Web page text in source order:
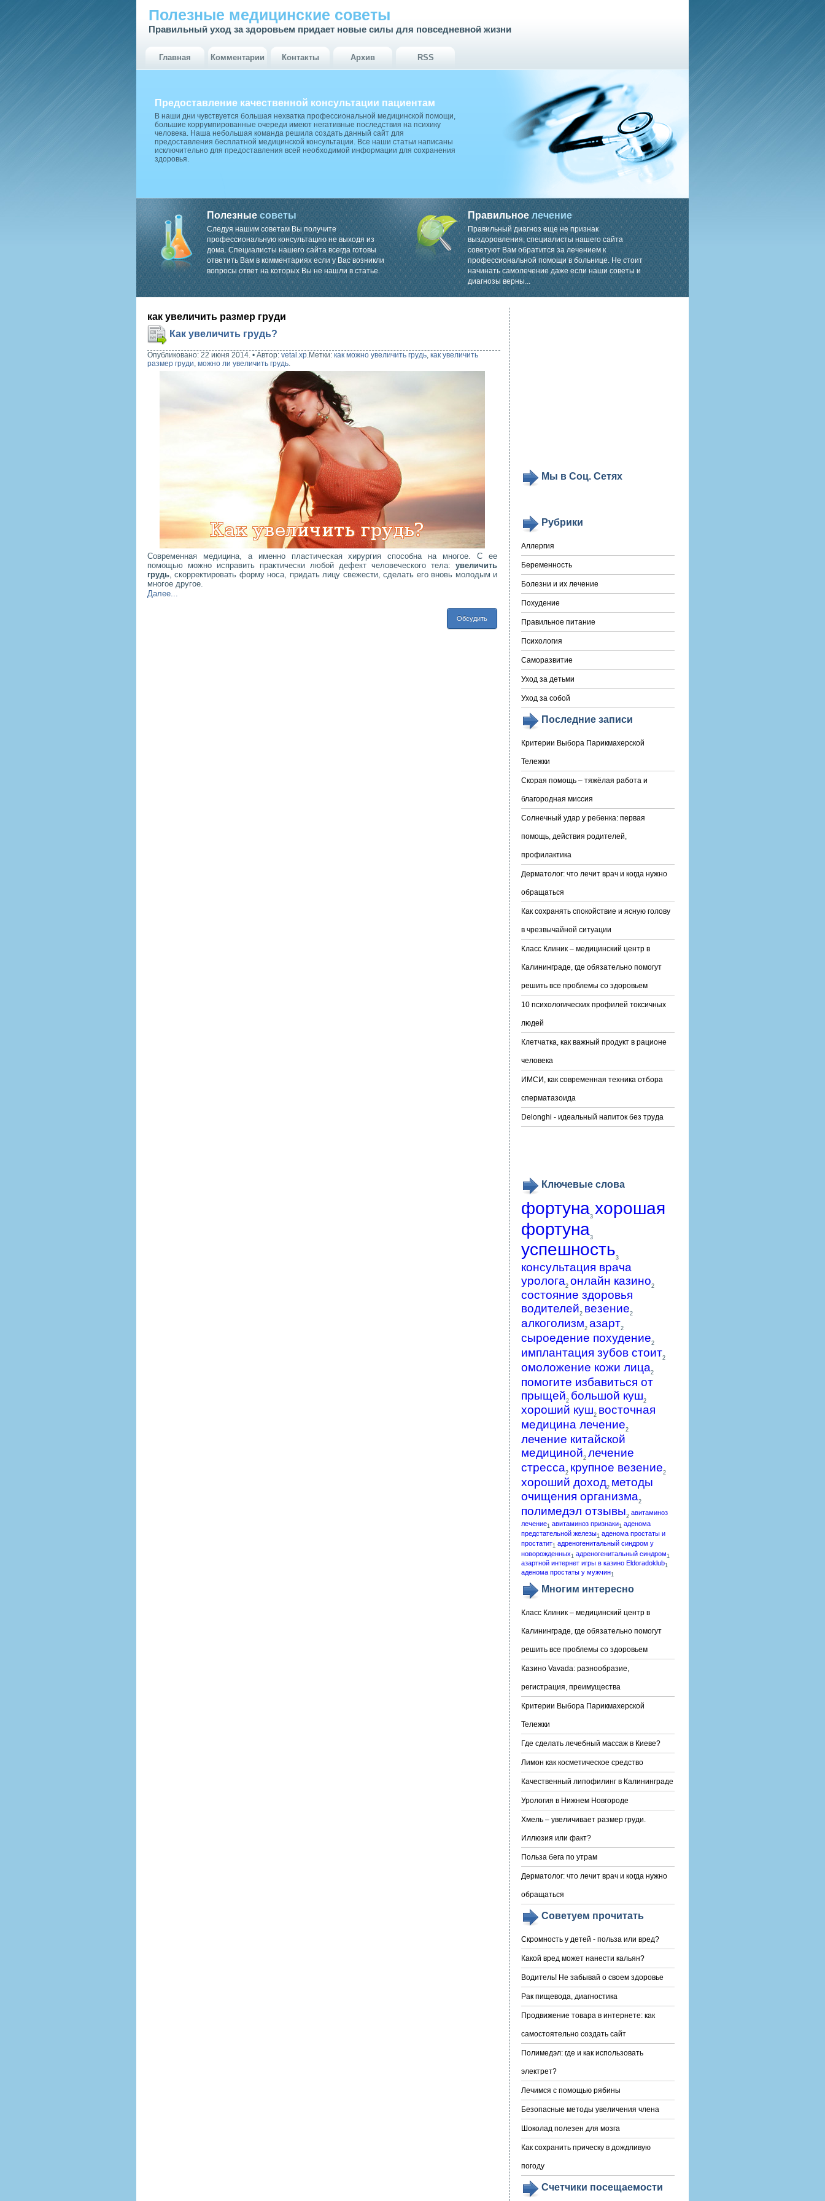
Полезные медицинские советы
Правильный уход за здоровьем придает новые силы для повседневной жизни
Главная Комментарии Контакты Архив RSS
Предоставление качественной консультации пациентам
В наши дни чувствуется большая нехватка профессиональной медицинской помощи,
большие коррумпированные очереди имеют негативные последствия на психику
человека. Наша небольшая команда решила создать данный сайт для
предоставления бесплатной медицинской консультации. Все наши статьи написаны
исключительно для предоставления всей необходимой информации для сохранения
здоровья.
Полезныесоветы
Следуя нашим советам Вы получите
профессиональную консультацию не выходя из
дома. Специалисты нашего сайта всегда готовы
ответить Вам в комментариях если у Вас возникли
вопросы ответ на которых Вы не нашли в статье.
Правильное лечение
Правильный диагноз еще не признак
выздоровления, специалисты нашего сайта
советуют Вам обратится за лечением к
профессиональной помощи в больнице. Не стоит
начинать самолечение даже если наши советы и
диагнозы верны...
как увеличить размер груди
Как увеличить грудь?
Опубликовано: 22 июня 2014. • Автор: vetal.xp.Метки: как можно увеличить грудь, как увеличить
размер груди, можно ли увеличить грудь.
Современная медицина, а именно пластическая хирургия способна на многое. С ее
помощью можно исправить практически любой дефект человеческого тела: увеличить
грудь, скорректировать форму носа, придать лицу свежести, сделать его вновь молодым и
многое другое.
Далее...
Обсудить
Мы в Соц. Сетях
Рубрики
Аллергия
Беременность
Болезни и их лечение
Похудение
Правильное питание
Психология
Саморазвитие
Уход за детьми
Уход за собой
Последние записи
Критерии Выбора Парикмахерской
Тележки
Скорая помощь – тяжёлая работа и
благородная миссия
Солнечный удар у ребенка: первая
помощь, действия родителей,
профилактика
Дерматолог: что лечит врач и когда нужно
обращаться
Как сохранять спокойствие и ясную голову
в чрезвычайной ситуации
Класс Клиник – медицинский центр в
Калининграде, где обязательно помогут
решить все проблемы со здоровьем
10 психологических профилей токсичных
людей
Клетчатка, как важный продукт в рационе
человека
ИМСИ, как современная техника отбора
сперматазоида
Delonghi - идеальный напиток без труда
Ключевые слова
фортуна3 хорошая
фортуна3
успешность3
консультация врача
уролога2 онлайн казино2
состояние здоровья
водителей2 везение2
алкоголизм2 азарт2
сыроедение похудение2
имплантация зубов стоит2
омоложение кожи лица2
помогите избавиться от
прыщей2 большой куш2
хороший куш2 восточная
медицина лечение2
лечение китайской
медициной2 лечение
стресса2 крупное везение2
хороший доход2 методы
очищения организма2
полимедэл отзывы2 авитаминоз
лечение1 авитаминоз признаки1 аденома
предстательной железы1 аденома простаты и
простатит1 адреногенитальный синдром у
новорожденных 1 адреногенитальный синдром 1
азартной интернет игры в казино Eldoradoklub1
аденома простаты у мужчин1
Многим интересно
Класс Клиник – медицинский центр в
Калининграде, где обязательно помогут
решить все проблемы со здоровьем
Казино Vavada: разнообразие,
регистрация, преимущества
Критерии Выбора Парикмахерской
Тележки
Где сделать лечебный массаж в Киеве?
Лимон как косметическое средство
Качественный липофилинг в Калининграде
Урология в Нижнем Новгороде
Хмель – увеличивает размер груди.
Иллюзия или факт?
Польза бега по утрам
Дерматолог: что лечит врач и когда нужно
обращаться
Советуем прочитать
Скромность у детей - польза или вред?
Какой вред может нанести кальян?
Водитель! Не забывай о своем здоровье
Рак пищевода, диагностика
Продвижение товара в интернете: как
самостоятельно создать сайт
Полимедэл: где и как использовать
электрет?
Лечимся с помощью рябины
Безопасные методы увеличения члена
Шоколад полезен для мозга
Как сохранить прическу в дождливую
погоду
Счетчики посещаемости